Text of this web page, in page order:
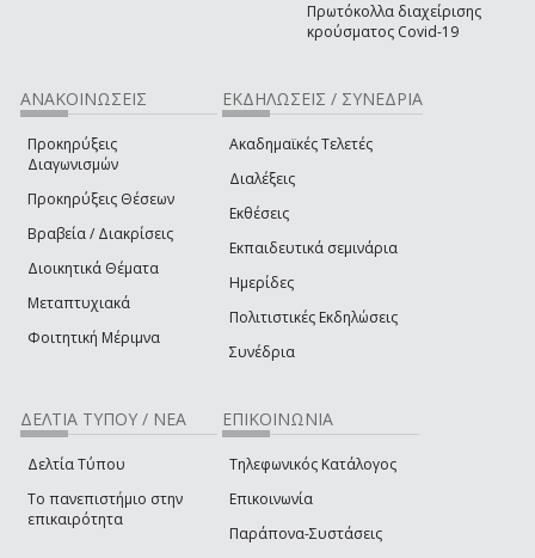
Πρωτόκολλα διαχείρισης
κρούσματος Covid-19
ΑΝΑΚΟΙΝΩΣΕΙΣ
Προκηρύξεις
Διαγωνισμών
Προκηρύξεις Θέσεων
Βραβεία / Διακρίσεις
Διοικητικά Θέματα
Μεταπτυχιακά
Φοιτητική Μέριμνα
ΕΚΔΗΛΩΣΕΙΣ / ΣΥΝΕΔΡΙΑ
Ακαδημαϊκές Τελετές
Διαλέξεις
Εκθέσεις
Εκπαιδευτικά σεμινάρια
Ημερίδες
Πολιτιστικές Εκδηλώσεις
Συνέδρια
ΔΕΛΤΙΑ ΤΥΠΟΥ / ΝΕΑ
Δελτία Τύπου
Το πανεπιστήμιο στην
επικαιρότητα
ΕΠΙΚΟΙΝΩΝΙΑ
Τηλεφωνικός Κατάλογος
Επικοινωνία
Παράπονα-Συστάσεις